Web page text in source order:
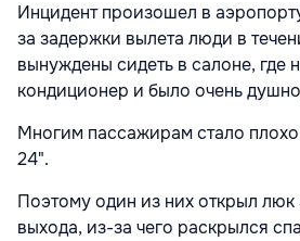
Инцидент произошел в
за задержки вылета люди в
вынуждены сидеть в салоне, где
кондиционер и было очень
Многим пассажирам стало
24".
Поэтому один из них открыл люк
выхода, из-за чего раскрылся